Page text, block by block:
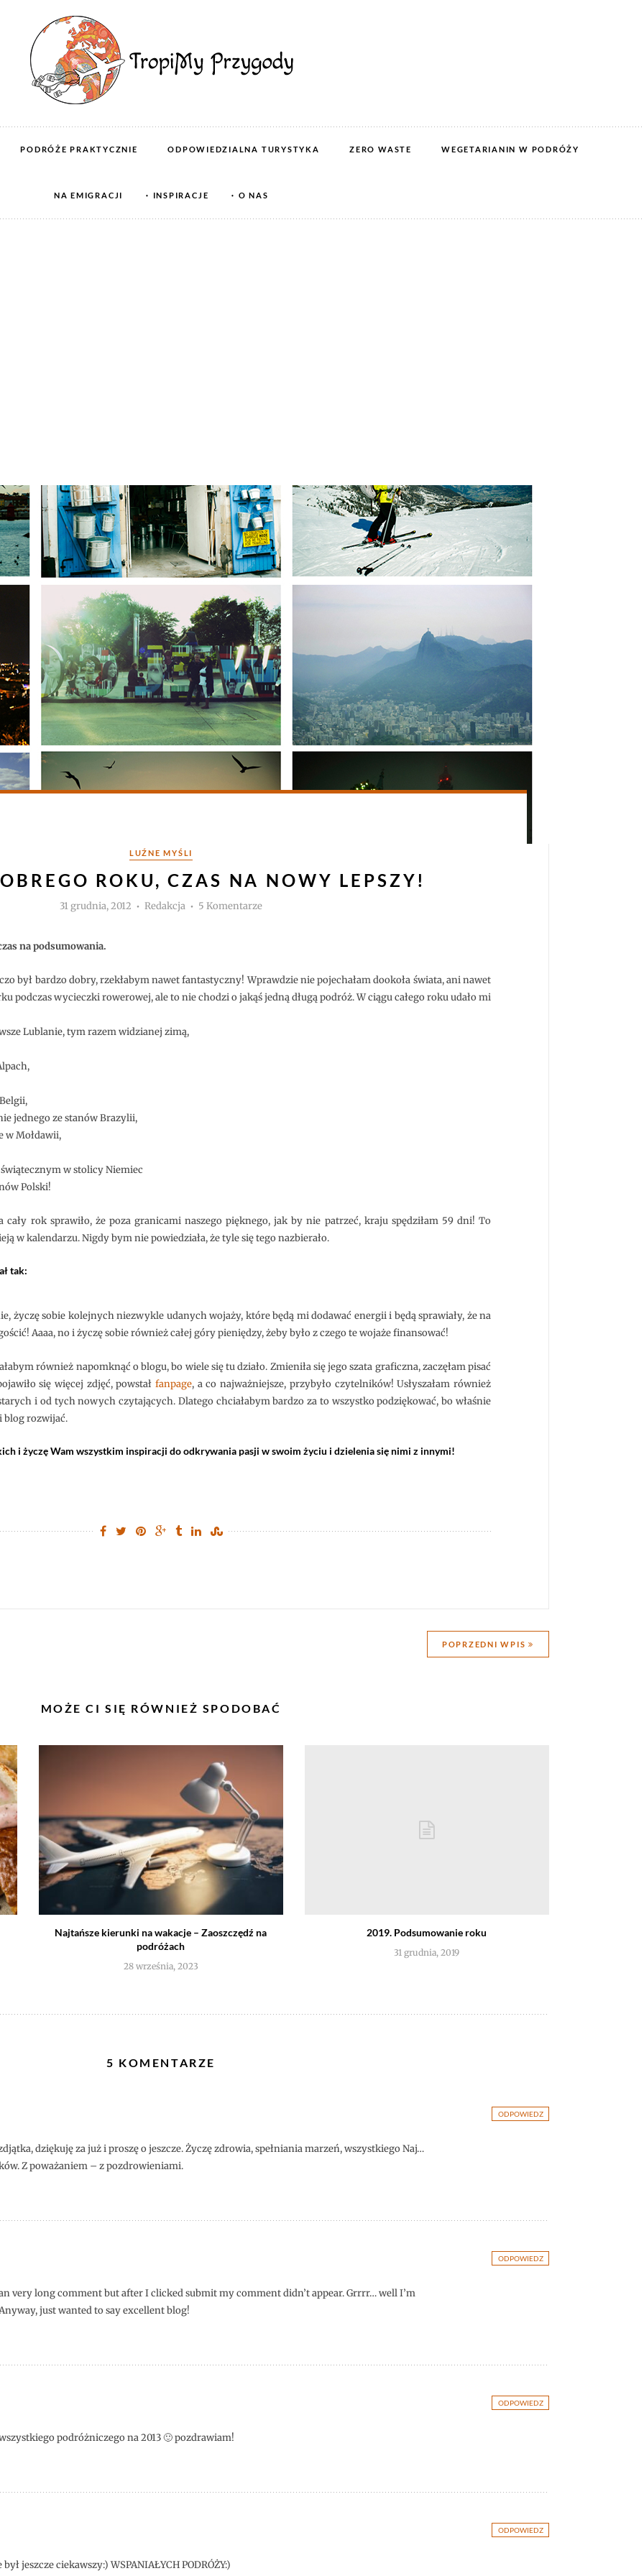
PODRÓŻE PRAKTYCZNIE ODPOWIEDZIALNA TURYSTYKA ZERO WASTE WEGETARIANIN W PODRÓŻY
NA EMIGRACJI INSPIRACJE O NAS
Kategorie
LUŹNE MYŚLI
ROKU, CZAS NA NOWY LEPSZY!
31 grudnia, 2012 Autor
Redakcja 5 Komentarzedo
na podsumowania.
był bardzo dobry, rzekłabym nawet fantastyczny! Wprawdzie nie pojechałam dookoła świata, ani nawet
podczas wycieczki rowerowej, ale to nie chodzi o jakąś jedną długą podróż. W ciągu całego roku udało mi
Lublanie, tym razem widzianej zimą,
jednego ze stanów Brazylii,
w Mołdawii,
w stolicy Niemiec
Polski!
cały rok sprawiło, że poza granicami naszego pięknego, jak by nie patrzeć, kraju spędziłam 59 dni! To
w kalendarzu. Nigdy bym nie powiedziała, że tyle się tego nazbierało.
tak:
życzę sobie kolejnych niezwykle udanych wojaży, które będą mi dodawać energii i będą sprawiały, że na
Aaaa, no i życzę sobie również całej góry pieniędzy, żeby było z czego te wojaże finansować!
również napomknąć o blogu, bo wiele się tu działo. Zmieniła się jego szata graficzna, zaczęłam pisać
się więcej zdjęć, powstałfanpage, a co najważniejsze, przybyło czytelników! Usłyszałam również
i od tych nowych czytających. Dlatego chciałabym bardzo za to wszystko podziękować, bo właśnie
blog rozwijać.
i życzę Wam wszystkim inspiracji do odkrywania pasji w swoim życiu i dzielenia się nimi z innymi!
POPRZEDNI WPIS
PODOBNE
MOŻE CI SIĘ RÓWNIEŻ SPODOBAĆ
Najtańsze kierunki na wakacje – Zaoszczędź na
podróżach
28 września, 2023
2019. Podsumowanie roku
31 grudnia, 2019
5 KOMENTARZE
ODPOWIEDZ
dziękuję za już i proszę o jeszcze. Życzę zdrowia, spełniania marzeń, wszystkiego Naj…
Z poważaniem – z pozdrowieniami.
ODPOWIEDZ
very long comment but after I clicked submit my comment didn’t appear. Grrrr… well I’m
just wanted to say excellent blog!
ODPOWIEDZ
podróżniczego na 2013 🙂 pozdrawiam!
ODPOWIEDZ
jeszcze ciekawszy:) WSPANIAŁYCH PODRÓŻY:)